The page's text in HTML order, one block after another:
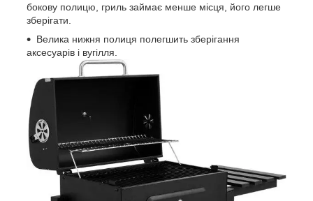
бокову полицю, гриль займає менше місця, його легше
зберігати.
Велика нижня полиця полегшить зберігання
аксесуарів і вугілля.